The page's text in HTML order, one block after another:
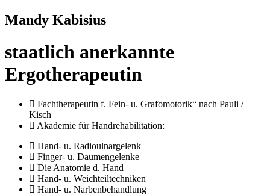
Mandy Kabisius
staatlich anerkannte
Ergotherapeutin
Fachtherapeutin f. Fein- u. Grafomotorik“ nach Pauli /
Kisch
Akademie für Handrehabilitation:
Hand- u. Radioulnargelenk
Finger- u. Daumengelenke
Die Anatomie d. Hand
Hand- u. Weichteiltechniken
Hand- u. Narbenbehandlung